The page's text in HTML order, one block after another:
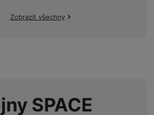
Zobrazit všechny
SPACE